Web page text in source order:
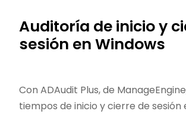
Auditoría de inicio y
sesión en Windows
Con ADAudit Plus, de
tiempos de inicio y cierre de sesión